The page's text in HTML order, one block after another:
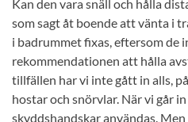
Kan den vara snäll och hålla
som sagt åt boende att vänta i
i badrummet fixas, eftersom de
rekommendationen att hålla
tillfällen har vi inte gått in alls,
hostar och snörvlar. När vi går
skyddshandskar användas.